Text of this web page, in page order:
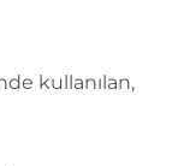
kullanılan,